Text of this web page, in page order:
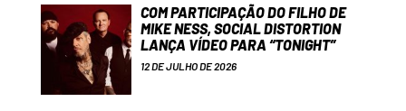
COM PARTICIPAÇÃO DO FILHO DE
MIKE NESS, SOCIAL DISTORTION
LANÇA VÍDEO PARA “TONIGHT”
12 DE JULHO DE 2026